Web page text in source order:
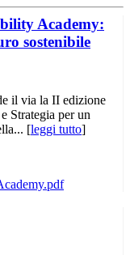
Academy:
sostenibile
il via la II edizione
Strategia per un
[leggi tutto]